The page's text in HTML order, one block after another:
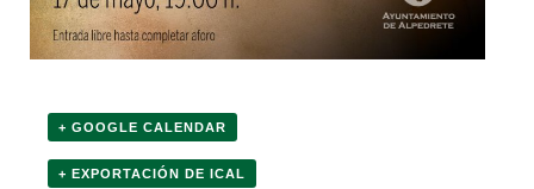
+ GOOGLE CALENDAR
+ EXPORTACIÓN DE ICAL